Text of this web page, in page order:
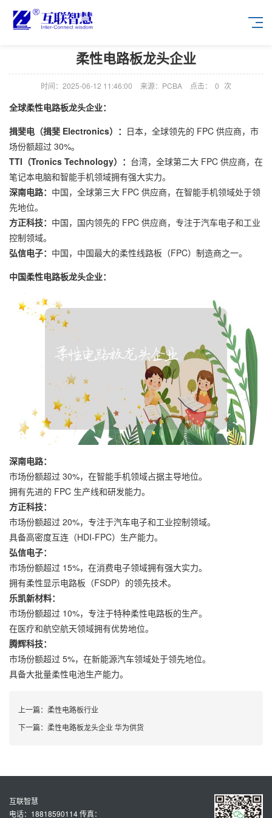
柔性电路板龙头企业
时间：2025-06-12 11:46:00 来源：PCBA 点击： 0 次
全球柔性电路板龙头企业：
揖斐电（揖斐 Electronics）： 日本，全球领先的 FPC 供应商，市
场份额超过 30%。
TTI（Tronics Technology）： 台湾，全球第二大 FPC 供应商，在
笔记本电脑和智能手机领域拥有强大实力。
深南电路： 中国，全球第三大 FPC 供应商，在智能手机领域处于领
先地位。
方正科技： 中国，国内领先的 FPC 供应商，专注于汽车电子和工业
控制领域。
弘信电子： 中国，中国最大的柔性线路板（FPC）制造商之一。
中国柔性电路板龙头企业：
深南电路：
市场份额超过 30%，在智能手机领域占据主导地位。
拥有先进的 FPC 生产线和研发能力。
方正科技：
市场份额超过 20%，专注于汽车电子和工业控制领域。
具备高密度互连（HDI-FPC）生产能力。
弘信电子：
市场份额超过 15%，在消费电子领域拥有强大实力。
拥有柔性显示电路板（FSDP）的领先技术。
乐凯新材料：
市场份额超过 10%，专注于特种柔性电路板的生产。
在医疗和航空航天领域拥有优势地位。
腾辉科技：
市场份额超过 5%，在新能源汽车领域处于领先地位。
具备大批量柔性电池生产能力。
上一篇： 柔性电路板行业
下一篇： 柔性电路板龙头企业 华为供货
互联智慧
电话：18818590114 传真：